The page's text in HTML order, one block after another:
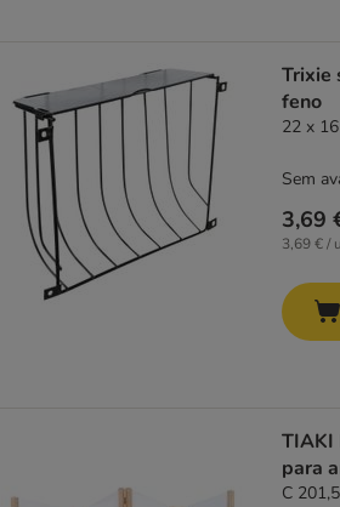
Trixie
feno
22 x
3,69
3,69 € /
Sem
TIAKI
para
C